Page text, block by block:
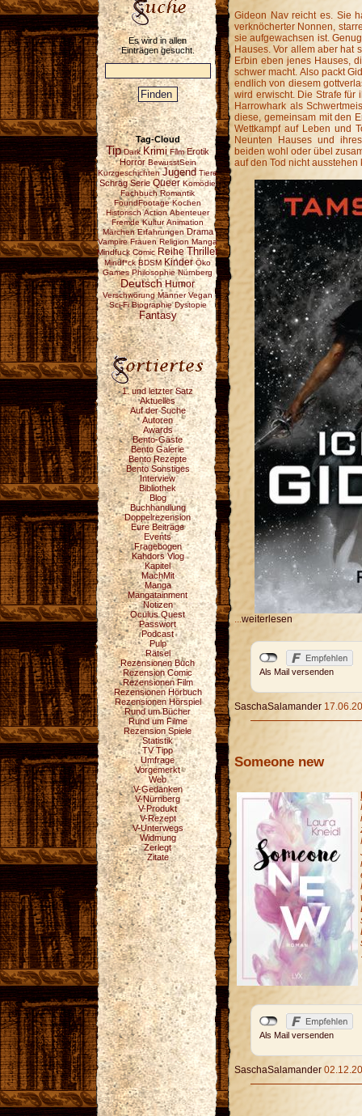
Es wird in allen
Einträgen gesucht.
Tag-Cloud
Tip Dark Krimi Film Erotik
Horror BewusstSein
Kurzgeschichten Jugend Tiere
Schräg Serie Queer Komödie
Fachbuch Romantik
FoundFootage Kochen
Historisch Action Abenteuer
Fremde Kultur Animation
Märchen Erfahrungen Drama
Vampire Frauen Religion Manga
Mindfuck Comic Reihe Thriller
Mindf*ck BDSM Kinder Öko
Games Philosophie Nürnberg
Deutsch Humor
Verschwörung Männer Vegan
Sci-Fi Biographie Dystopie
Fantasy
1. und letzter Satz
Aktuelles
Auf der Suche
Autoren
Awards
Bento-Gäste
Bento Galerie
Bento Rezepte
Bento Sonstiges
Interview
Bibliothek
Blog
Buchhandlung
Doppelrezension
Eure Beiträge
Events
Fragebogen
Kahdors Vlog
Kapitel
MachMit
Manga
Mangatainment
Notizen
Oculus Quest
Passwort
Podcast
Pulp
Rätsel
Rezensionen Buch
Rezension Comic
Rezensionen Film
Rezensionen Hörbuch
Rezensionen Hörspiel
Rund um Bücher
Rund um Filme
Rezension Spiele
Statistik
TV Tipp
Umfrage
Vorgemerkt
Web
V-Gedanken
V-Nürnberg
V-Produkt
V-Rezept
V-Unterwegs
Widmung
Zerlegt
Zitate
Gideon Nav reicht es. Sie
verknöcherter Nonnen,
sie aufgewachsen ist.
Hauses. Vor allem aber hat
Erbin eben jenes Hauses,
schwer macht. Also packt
endlich von diesem
wird erwischt. Die Strafe für
Harrowhark als
diese, gemeinsam mit den
Wettkampf auf Leben und
Neunten Hauses und
beiden wohl oder übel
auf den Tod nicht ausstehen
...weiterlesen
Als Mail versenden
SaschaSalamander
Someone new
Als Mail versenden
SaschaSalamander